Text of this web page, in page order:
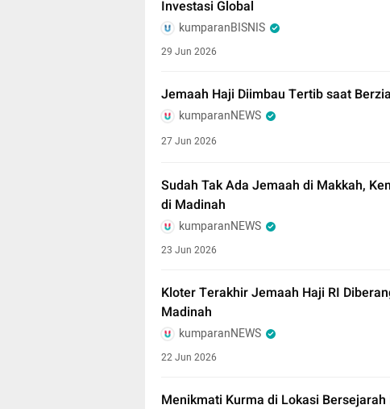
Investasi Global
kumparanBISNIS
29 Jun 2026
Jemaah Haji Diimbau Tertib saat
kumparanNEWS
27 Jun 2026
Sudah Tak Ada Jemaah di Makkah,
di Madinah
kumparanNEWS
23 Jun 2026
Kloter Terakhir Jemaah Haji RI
Madinah
kumparanNEWS
22 Jun 2026
Menikmati Kurma di Lokasi